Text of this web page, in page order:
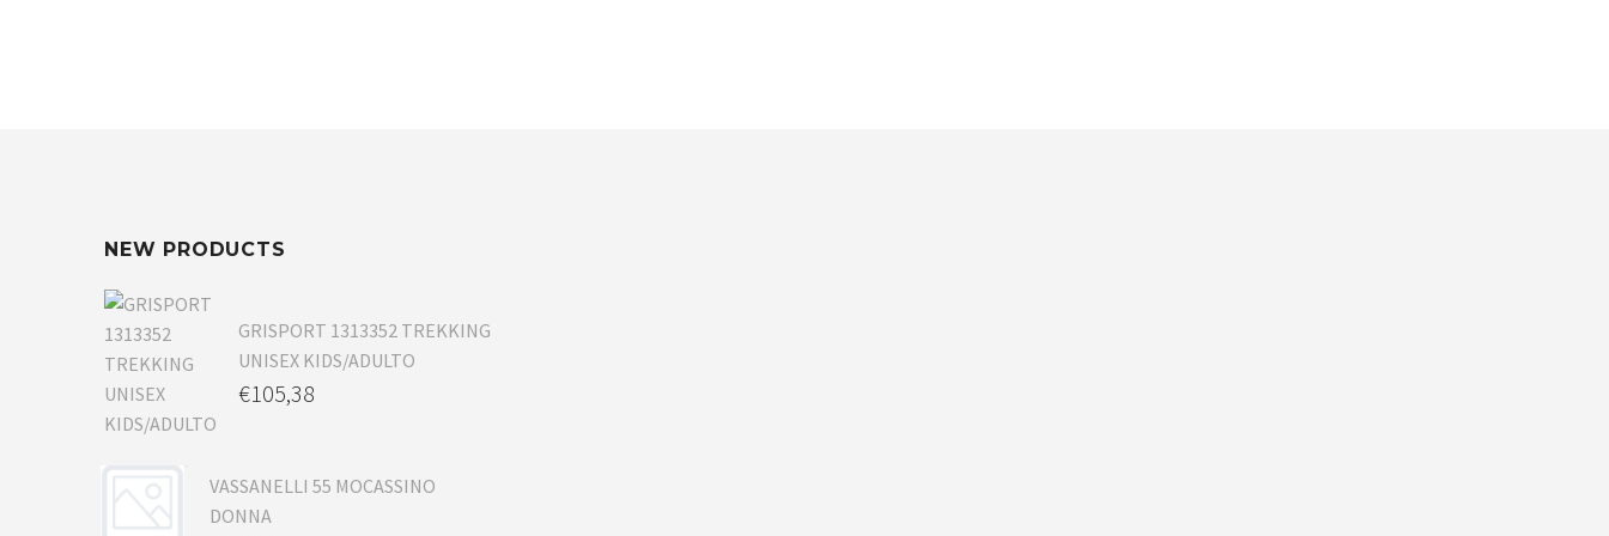
NEW PRODUCTS
GRISPORT 1313352 TREKKING
UNISEX KIDS/ADULTO
€105,38
VASSANELLI 55 MOCASSINO
DONNA